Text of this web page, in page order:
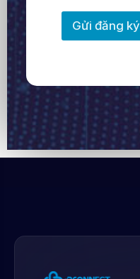
Gửi đăng ký